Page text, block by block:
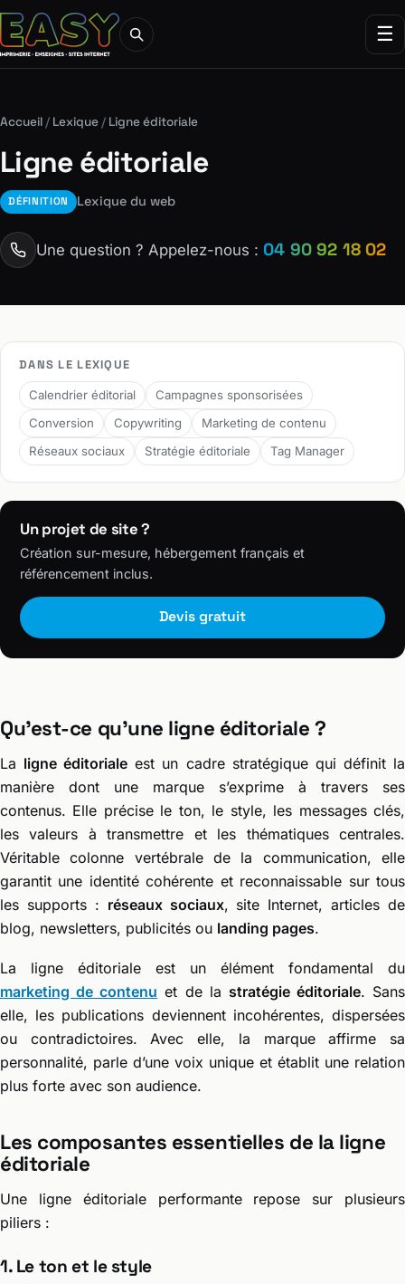
☰
Accueil / Lexique / Ligne éditoriale
Ligne éditoriale
DÉFINITION Lexique du web
Une question ? Appelez-nous : 04 90 92 18 02
Qu’est-ce qu’une ligne éditoriale ?
La ligne éditoriale est un cadre stratégique qui définit la
manière dont une marque s’exprime à travers ses
contenus. Elle précise le ton, le style, les messages clés,
les valeurs à transmettre et les thématiques centrales.
Véritable colonne vertébrale de la communication, elle
garantit une identité cohérente et reconnaissable sur tous
les supports : réseaux sociaux, site Internet, articles de
blog, newsletters, publicités ou landing pages.
La ligne éditoriale est un élément fondamental du
marketing de contenu et de la stratégie éditoriale. Sans
elle, les publications deviennent incohérentes, dispersées
ou contradictoires. Avec elle, la marque affirme sa
personnalité, parle d’une voix unique et établit une relation
plus forte avec son audience.
Les composantes essentielles de la ligne
éditoriale
Une ligne éditoriale performante repose sur plusieurs
piliers :
1. Le ton et le style
DANS LE LEXIQUE
Calendrier éditorial
Campagnes sponsorisées
Conversion
Copywriting
Marketing de contenu
Réseaux sociaux
Stratégie éditoriale Tag Manager
Un projet de site ?
Création sur-mesure, hébergement français et
référencement inclus.
Devis gratuit